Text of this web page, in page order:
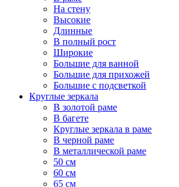
На стену
Высокие
Длинные
В полный рост
Широкие
Большие для ванной
Большие для прихожей
Большие с подсветкой
Круглые зеркала
В золотой раме
В багете
Круглые зеркала в раме
В черной раме
В металлической раме
50 см
60 см
65 см